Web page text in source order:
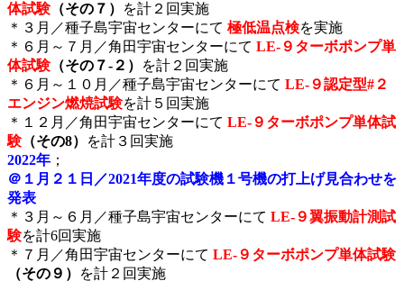
体試験（その７）
を計２回実施
＊３月／種子島宇宙センターにて 極低温点検を実施
＊６月～７月／角田宇宙センターにて LE-９ターボポンプ単
体試験（その７-２）
を計２回実施
＊６月～１０月／種子島宇宙センターにて LE-９認定型#２
エンジン燃焼試験を計５回実施
＊１２月／角田宇宙センターにて LE-９ターボポンプ単体試
験（その8）
を計３回実施
2022年 ；
＠１ 月２１日／2021年度の試験機１号機の打上げ見合わせを
発表
＊３月～６月／種子島宇宙センターにて LE-９翼振動計測試
験を計6回実施
＊７月／角田宇宙センターにて LE-９ターボポンプ単体試験
（その９）
を計２回実施